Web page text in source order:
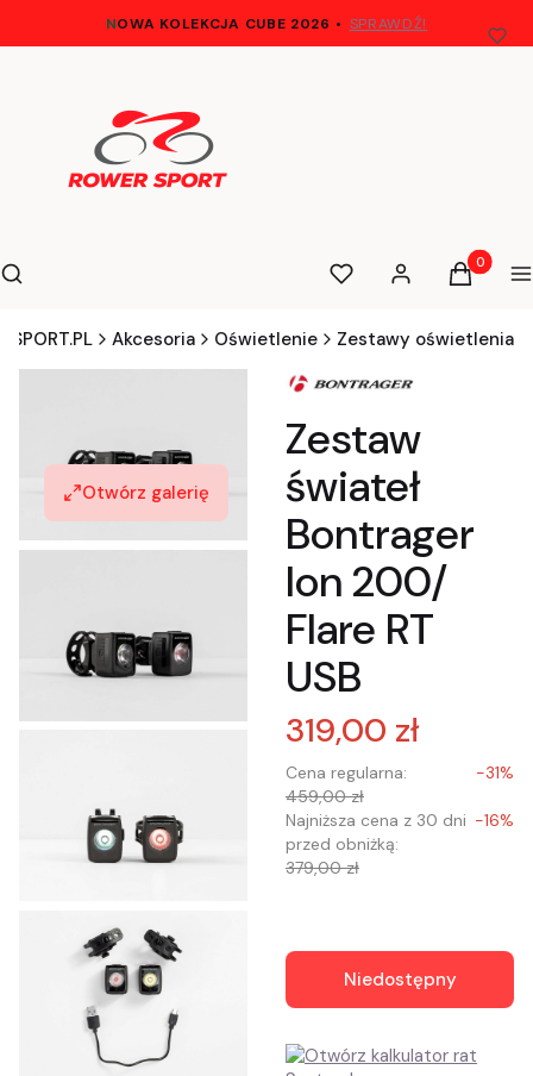
NOWA KOLEKCJA CUBE 2026 • SPRAWDŹ!
Otwórz wyszukiwarkę
Szukaj UlubioneZaloguj sięProdukty
Koszyk
SPORT.PL Akcesoria Oświetlenie Zestawy oświetlenia
Otwórz galerię
Zestaw
świateł
Bontrager
Ion 200/
Flare RT
USB
319,00 zł
Cena regularna:
459,00 zł
-31%
Najniższa cena z 30 dni
przed obniżką:
379,00 zł
-16%
Niedostępny